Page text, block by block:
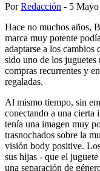
PorRedacción - 5 Mayo
Hace no muchos años,
marca muy potente
adaptarse a los cambios
sido uno de los juguetes
compras recurrentes y
regaladas.
Al mismo tiempo, sin
conectando a una cierta
tenía una imagen muy
trasnochados sobre la
visión body positive.
sus hijas - que el
una separación de